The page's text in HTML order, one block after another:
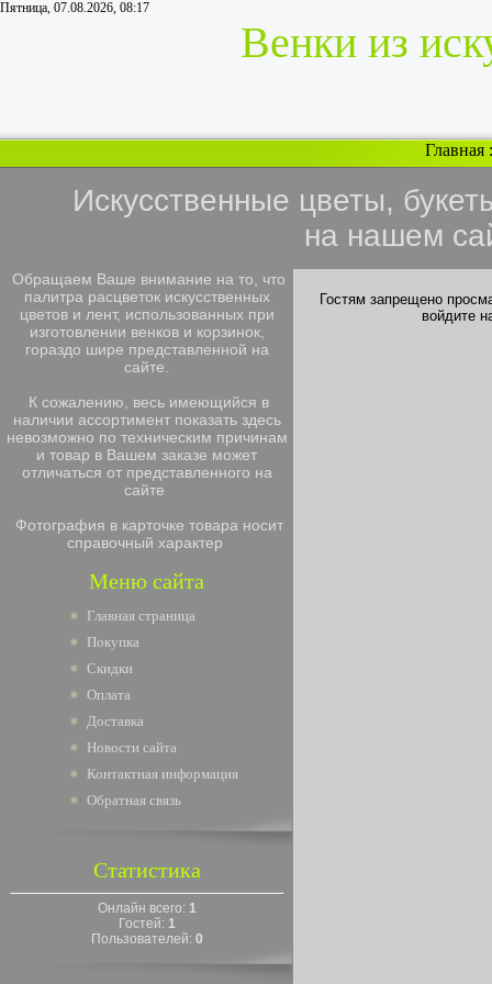
Пятница, 07.08.2026, 08:17
Венки из
Главная
Искусственные цветы,
на нашем
Обращаем Ваше внимание на то, что
палитра расцветок искусственных
цветов и лент, использованных при
изготовлении венков и корзинок,
гораздо шире представленной на
сайте.
К сожалению, весь имеющийся в
наличии ассортимент показать здесь
невозможно по техническим причинам
и товар в Вашем заказе может
отличаться от представленного на
сайте
Фотография в карточке товара носит
справочный характер
Меню сайта
Главная страница
Покупка
Скидки
Оплата
Доставка
Новости сайта
Контактная информация
Обратная связь
Статистика
Онлайн всего: 1
Гостей: 1
Пользователей: 0
Гостям запрещено
войдите